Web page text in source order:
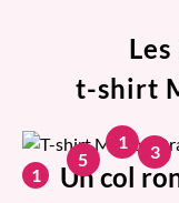
t-shirt
1 Un col
1 3
5